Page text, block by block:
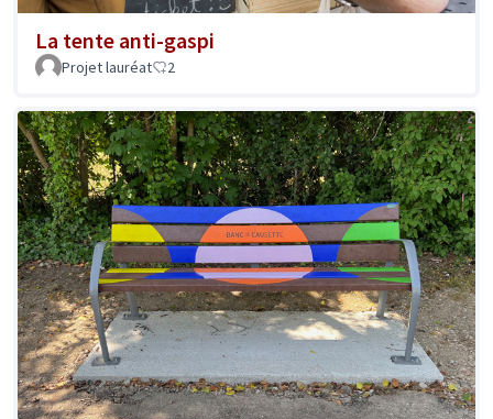
La tente anti-gaspi
Projet lauréat 2